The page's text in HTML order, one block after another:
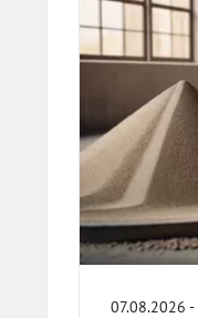
07.08.2026 -